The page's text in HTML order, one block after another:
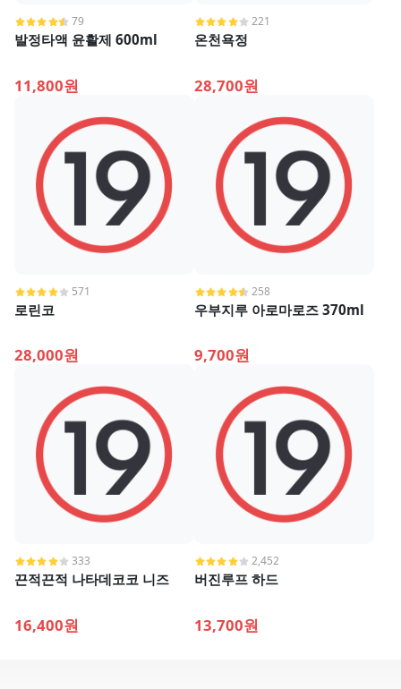
79
발정타액 윤활제 600ml
11,800원
221
온천욕정
28,700원
571
로린코
28,000원
258
우부지루 아로마로즈 370ml
9,700원
333
끈적끈적 나타데코코 니즈
16,400원
2,452
버진루프 하드
13,700원